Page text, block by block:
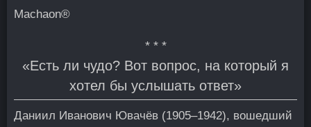
Machaon®
* * *
«Есть ли чудо? Вот вопрос, на который я
хотел бы услышать ответ»
Даниил Иванович Ювачёв (1905–1942), вошедший